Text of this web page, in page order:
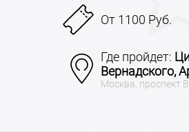
От 1100 Руб.
Где пройдет:
Вернадского,
Москва, проспект